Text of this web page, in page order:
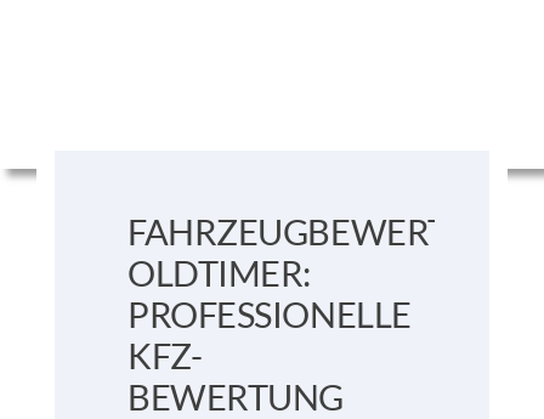
FAHRZEUGBEWERTUNG
OLDTIMER:
PROFESSIONELLE
KFZ-
BEWERTUNG